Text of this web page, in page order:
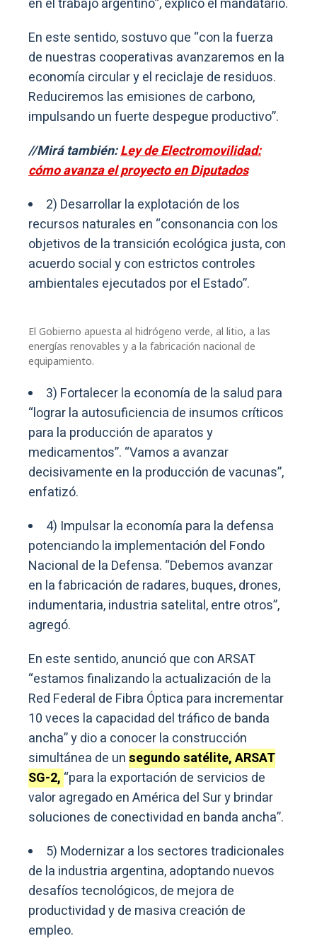
En este sentido, sostuvo que “con la fuerza
de nuestras cooperativas avanzaremos en la
economía circular y el reciclaje de residuos.
Reduciremos las emisiones de carbono,
impulsando un fuerte despegue productivo”.
//Mirá también:Ley de Electromovilidad:
cómo avanza el proyecto en Diputados
2) Desarrollar la explotación de los
recursos naturales en “consonancia con los
objetivos de la transición ecológica justa, con
acuerdo social y con estrictos controles
ambientales ejecutados por el Estado”.
El Gobierno apuesta al hidrógeno verde, al litio, a las
energías renovables y a la fabricación nacional de
equipamiento.
3) Fortalecer la economía de la salud para
“lograr la autosuficiencia de insumos críticos
para la producción de aparatos y
medicamentos”. “Vamos a avanzar
decisivamente en la producción de vacunas”,
enfatizó.
4) Impulsar la economía para la defensa
potenciando la implementación del Fondo
Nacional de la Defensa. “Debemos avanzar
en la fabricación de radares, buques, drones,
indumentaria, industria satelital, entre otros”,
agregó.
En este sentido, anunció que con ARSAT
“estamos finalizando la actualización de la
Red Federal de Fibra Óptica para incrementar
10 veces la capacidad del tráfico de banda
ancha” y dio a conocer la construcción
simultánea de unsegundo satélite, ARSAT
SG-2, “para la exportación de servicios de
valor agregado en América del Sur y brindar
soluciones de conectividad en banda ancha”.
5) Modernizar a los sectores tradicionales
de la industria argentina, adoptando nuevos
desafíos tecnológicos, de mejora de
productividad y de masiva creación de
empleo.